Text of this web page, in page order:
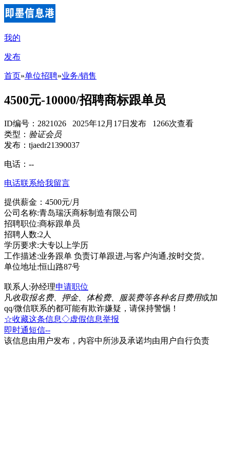
我的
发布
首页»单位招聘»业务/销售
4500元-10000/招聘商标跟单员
ID编号：2821026 2025年12月17日发布 1266次查看
类型： 验证会员
发布：tjaedr21390037
电话： --
电话联系给我留言
提供薪金：4500元/月
公司名称:青岛瑞沃商标制造有限公司
招聘职位:商标跟单员
招聘人数:2人
学历要求:大专以上学历
工作描述:业务跟单 负责订单跟进,与客户沟通,按时交货。
单位地址:恒山路87号
联系人:孙经理申请职位
凡收取报名费、押金、体检费、服装费等各种名目费用或加
qq/微信联系的都可能有欺诈嫌疑，请保持警惕！
☆收藏这条信息◇虚假信息举报
即时通短信--
该信息由用户发布，内容中所涉及承诺均由用户自行负责